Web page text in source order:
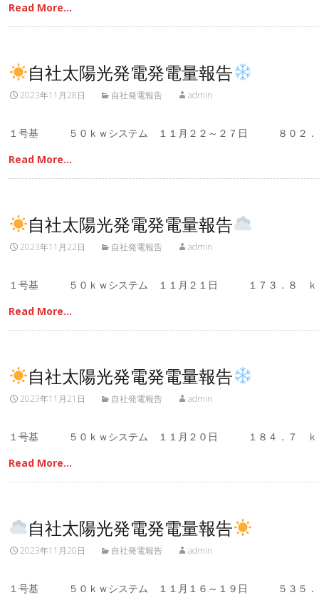
Read More…
自社太陽光発電発電量報告
2023年11月28日 自社発電報告 admin
１号基 ５０ｋｗシステム １１月２２～２７日 ８０２．
Read More…
自社太陽光発電発電量報告
2023年11月22日 自社発電報告 admin
１号基 ５０ｋｗシステム １１月２１日 １７３．８ ｋ
Read More…
自社太陽光発電発電量報告
2023年11月21日 自社発電報告 admin
１号基 ５０ｋｗシステム １１月２０日 １８４．７ ｋ
Read More…
自社太陽光発電発電量報告
2023年11月20日 自社発電報告 admin
１号基 ５０ｋｗシステム １１月１６～１９日 ５３５．